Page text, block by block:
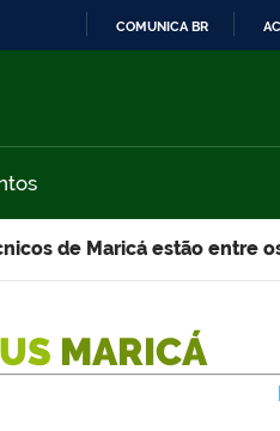
COMUNICA BR
de Maricá estão entre
MARICÁ